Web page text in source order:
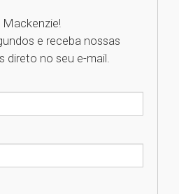
Mackenzie
nova edição da Feira
novas tecnologias em
Mackenzie!
e receba nossas
direto no seu e-mail.